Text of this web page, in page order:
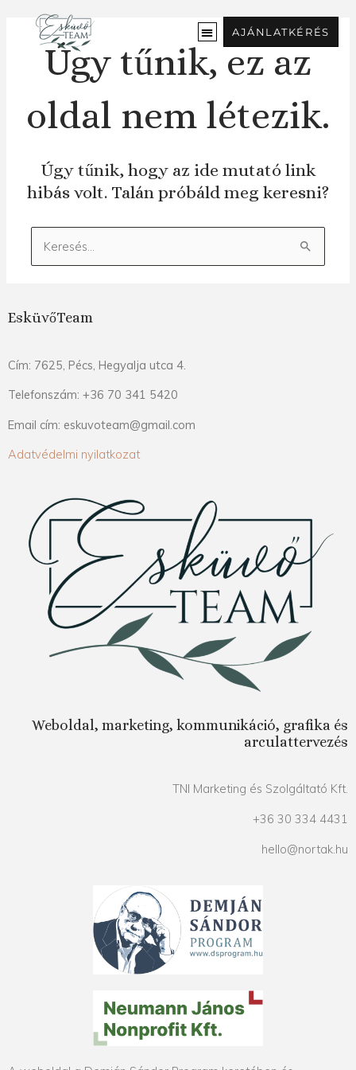
tartalomra
AJÁNLATKÉRÉS
Úgy tűnik, ez az
oldal nem létezik.
Úgy tűnik, hogy az ide mutató link
hibás volt. Talán próbáld meg keresni?
Keresés:
EsküvőTeam
Cím: 7625, Pécs, Hegyalja utca 4.
Telefonszám: +36 70 341 5420
Email cím: eskuvoteam@gmail.com
Adatvédelmi nyilatkozat
Weboldal, marketing, kommunikáció, grafika és
arculattervezés
TNI Marketing és Szolgáltató Kft.
+36 30 334 4431
hello@nortak.hu